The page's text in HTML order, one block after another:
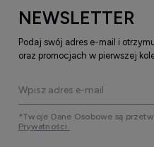
NEWSLETTER
Podaj swój adres e-mail i
oraz promocjach w pierwszej
*Twoje Dane Osobowe są
Prywatności.